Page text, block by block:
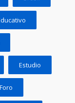
Estudio
Foro